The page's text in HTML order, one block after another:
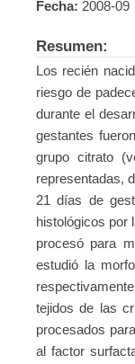
Fecha: 2008-09
Resumen:
Los recién
riesgo de
durante el
gestantes
grupo citrato
representadas,
21 días de
histológicos por
procesó para
estudió la
tejidos de las
procesados
al factor